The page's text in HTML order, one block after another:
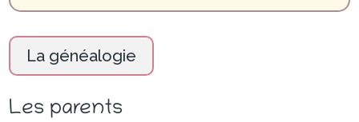
La généalogie
Les parents